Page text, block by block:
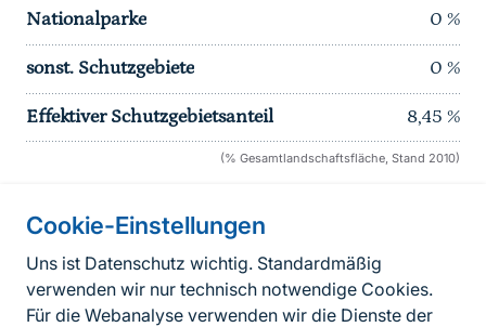
Cookie-Einstellungen
Uns ist Datenschutz wichtig. Standardmäßig
verwenden wir nur technisch notwendige Cookies.
Für die Webanalyse verwenden wir die Dienste der
Nationalparke 0 %
sonst. Schutzgebiete 0 %
Effektiver Schutzgebietsanteil 8,45 %
(% Gesamtlandschaftsfläche, Stand 2010)
Informationen zur Seite
FußzeileKontakt zum BfN